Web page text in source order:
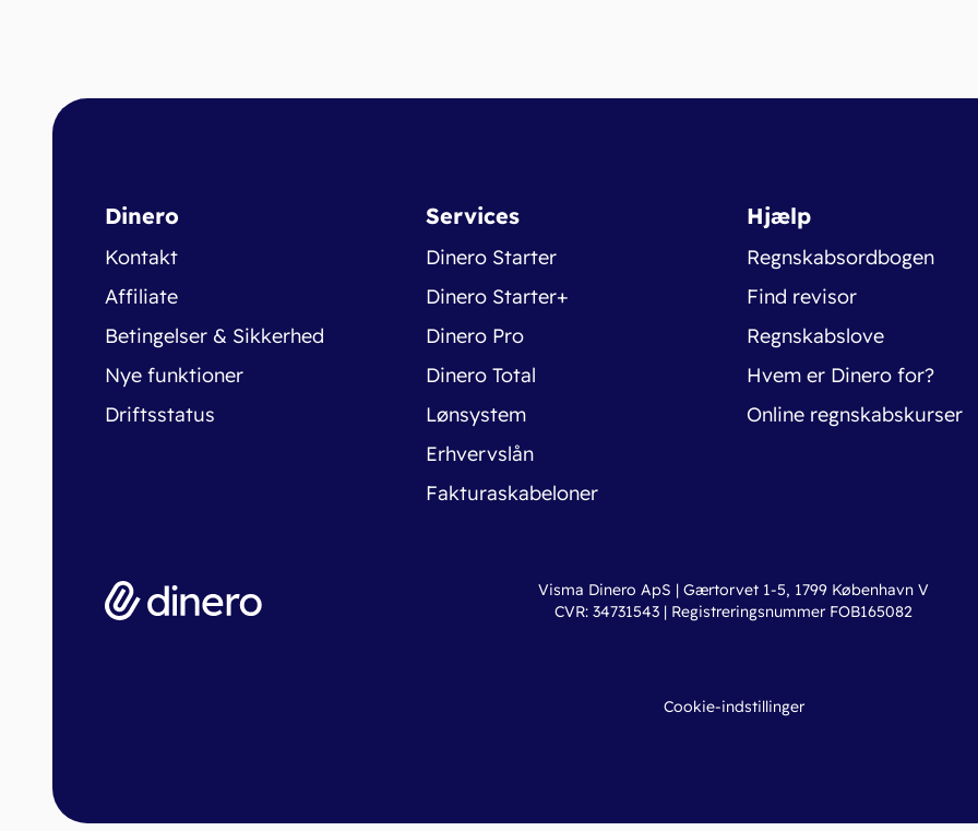
Dinero
Kontakt
Affiliate
Betingelser & Sikkerhed
Nye funktioner
Driftsstatus
Services
Dinero Starter
Dinero Starter+
Dinero Pro
Dinero Total
Lønsystem
Erhvervslån
Fakturaskabeloner
Hjælp
Regnskabsordbogen
Find revisor
Regnskabslove
Hvem er Dinero for?
Online regnskabskurser
Visma Dinero ApS | Gærtorvet 1-5, 1799 København V
CVR: 34731543 | Registreringsnummer FOB165082
Cookie-indstillinger